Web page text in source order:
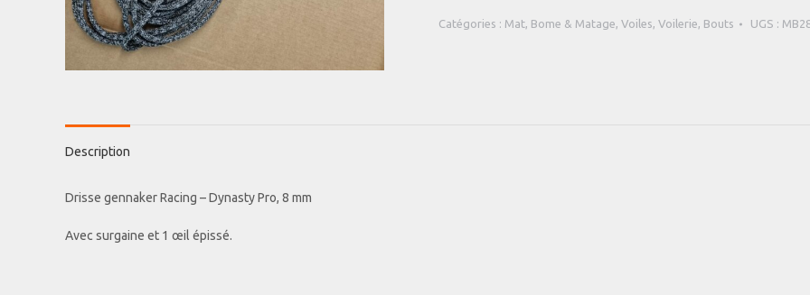
Racing
Catégories : Mat, Bome & Matage, Voiles, Voilerie, Bouts UGS :
Description
Drisse gennaker Racing – Dynasty Pro, 8 mm
Avec surgaine et 1 œil épissé.